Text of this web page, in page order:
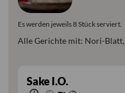
Es werden jeweils 8 Stück serviert.
Alle Gerichte mit: Nori-Blatt,
Sake I.O.